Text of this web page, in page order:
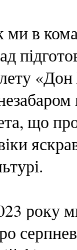
в
що
року